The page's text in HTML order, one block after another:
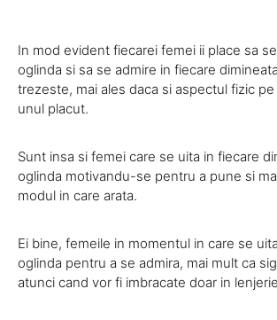
In mod evident fiecarei femei ii place sa
oglinda si sa se admire in fiecare
trezeste, mai ales daca si aspectul fizic
unul placut.
Sunt insa si femei care se uita in fiecare
oglinda motivandu-se pentru a pune si
modul in care arata.
Ei bine, femeile in momentul in care se
oglinda pentru a se admira, mai mult ca
atunci cand vor fi imbracate doar in